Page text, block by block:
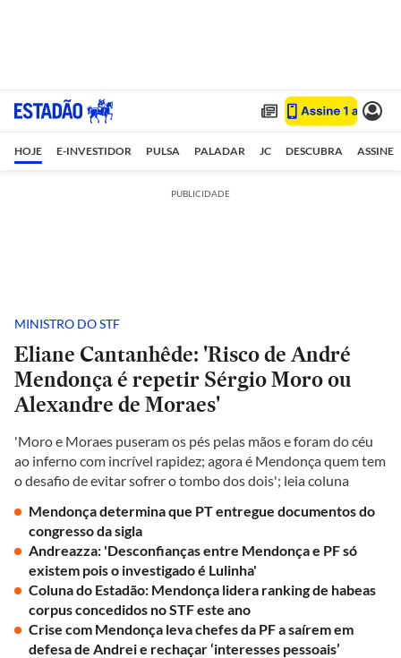
HOJE E-INVESTIDOR PULSA PALADAR JC DESCUBRA ASSINE
PUBLICIDADE
MINISTRO DO STF
Eliane Cantanhêde: 'Risco de André
Mendonça é repetir Sérgio Moro ou
Alexandre de Moraes'
'Moro e Moraes puseram os pés pelas mãos e foram do céu
ao inferno com incrível rapidez; agora é Mendonça quem tem
o desafio de evitar sofrer o tombo dos dois'; leia coluna
Mendonça determina que PT entregue documentos do
congresso da sigla
Andreazza: 'Desconfianças entre Mendonça e PF só
existem pois o investigado é Lulinha'
Coluna do Estadão: Mendonça lidera ranking de habeas
corpus concedidos no STF este ano
Crise com Mendonça leva chefes da PF a saírem em
defesa de Andrei e rechaçar ‘interesses pessoais’